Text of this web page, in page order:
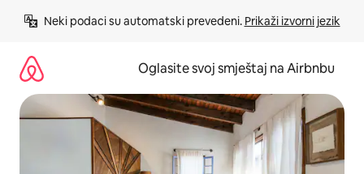
Neki podaci su automatski prevedeni. Prikaži izvorni jezik
Oglasite svoj smještaj na Airbnbu